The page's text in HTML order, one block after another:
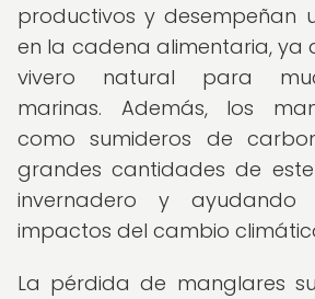
productivos y desempeñan
en la cadena alimentaria, ya
vivero natural para
marinas. Además, los
como sumideros de
grandes cantidades de
invernadero y
impactos del cambio
La pérdida de manglares